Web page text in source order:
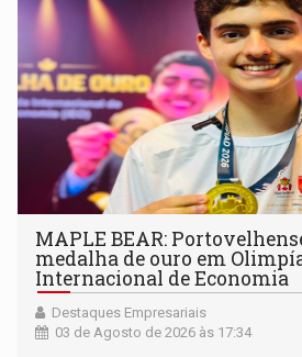
MAPLE BEAR:
medalha de ouro em
Internacional de Economia
Destaques Empresariais
03 de Agosto de 2026 às 17:34